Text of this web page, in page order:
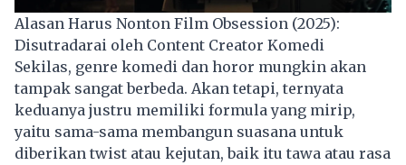
Alasan Harus Nonton Film Obsession (2025):
Disutradarai oleh Content Creator Komedi
Sekilas, genre komedi dan horor mungkin akan
tampak sangat berbeda. Akan tetapi, ternyata
keduanya justru memiliki formula yang mirip,
yaitu sama-sama membangun suasana untuk
diberikan twist atau kejutan, baik itu tawa atau rasa